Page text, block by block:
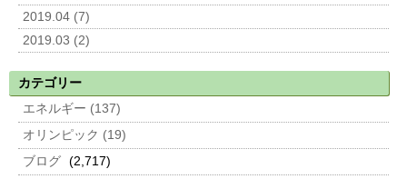
2019.04 (7)
2019.03 (2)
カテゴリー
エネルギー (137)
オリンピック (19)
ブログ (2,717)